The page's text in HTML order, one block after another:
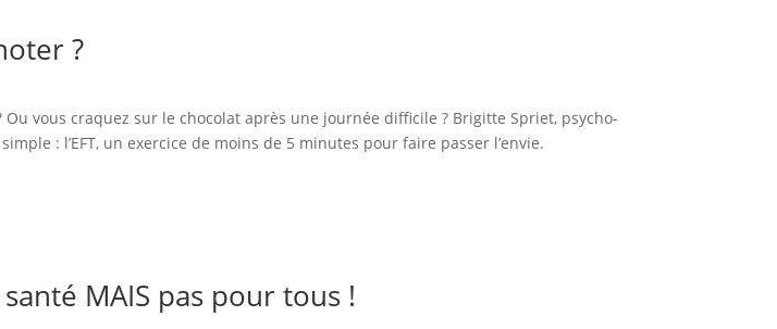
?
vous craquez sur le chocolat après une journée difficile ? Brigitte Spriet, psycho-
: l’EFT, un exercice de moins de 5 minutes pour faire passer l’envie.
MAIS pas pour tous !